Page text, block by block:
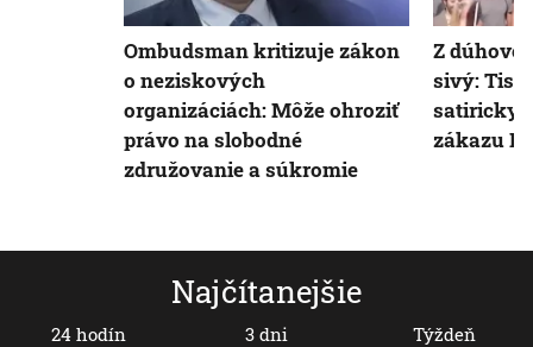
Najčítanejšie
24 hodín 3 dni Týždeň
Ombudsman kritizuje zákon
o neziskových
organizáciách: Môže ohroziť
právo na slobodné
združovanie a súkromie
Z
sivý:
satiricky
zákazu